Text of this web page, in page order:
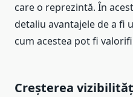
care o reprezintă. În
detaliu avantajele de a fi
cum acestea pot fi
Creșterea